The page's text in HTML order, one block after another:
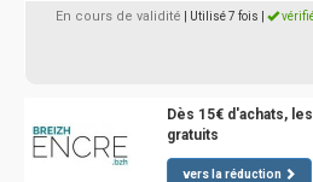
En cours de validité | Utilisé 7 fois
Dès 15€ d'achats,
gratuits
vers la réduction